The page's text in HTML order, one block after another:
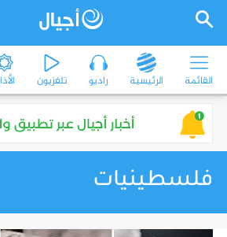
القائمة الرئيسية راديو تلفزيون
فلسطينيات